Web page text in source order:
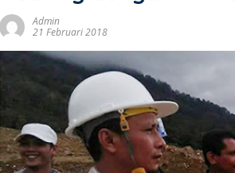
Admin
21 Februari 2018